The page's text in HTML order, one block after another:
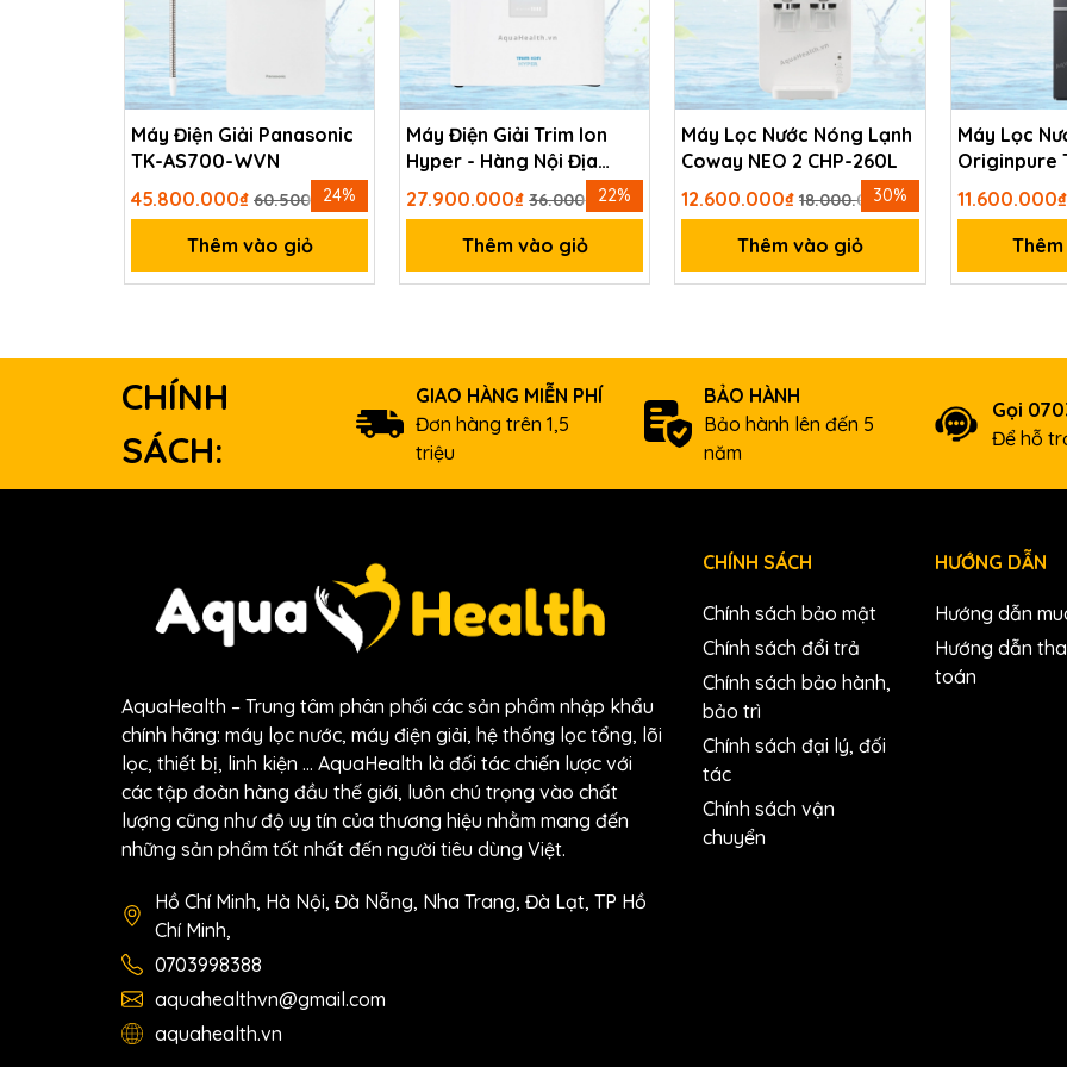
đến thứ tự lắp lõi lọc.
Hướng dẫn tái sinh lõi lọc Aquaphor KH tại nhà
Tại sao cần phải thay thế lõi lọc nước Aquaphor đúng hạn?
Việc thay lõi lọc nước đúng hạn không chỉ giúp đảm bảo nguồn nước sạch mà còn mang lại nhiều lợi ích
trọng:
Máy Điện Giải Panasonic
TK-AS700-WVN
45.800.000₫ 60.500.000₫
24%
Thêm vào giỏ
Máy Điện Giải Trim Ion
Hyper - Hàng Nội Địa
Nhật Bản
27.900.000₫36.000.000₫
22%
Thêm vào giỏ
Máy Lọc Nước Nóng Lạnh
Coway NEO 2 CHP-260L
12.600.000₫18.000.000₫
30%
Thêm vào giỏ
Máy Lọc
Originpure
CHÍNH
SÁCH:
GIAO HÀNG MIỄN PHÍ
Đơn hàng trên 1,5
triệu
BẢO HÀNH
Bảo hành lên đến 5
năm
Gọi
Để hỗ
AquaHealth – Trung tâm phân phối các sản phẩm nhập khẩu
chính hãng: máy lọc nước, máy điện giải, hệ thống lọc tổng, lõi
lọc, thiết bị, linh kiện … AquaHealth là đối tác chiến lược với
các tập đoàn hàng đầu thế giới, luôn chú trọng vào chất
lượng cũng như độ uy tín của thương hiệu nhằm mang đến
những sản phẩm tốt nhất đến người tiêu dùng Việt.
Hồ Chí Minh, Hà Nội, Đà Nẵng, Nha Trang, Đà Lạt, TP Hồ
Chí Minh,
0703998388
aquahealthvn@gmail.com
aquahealth.vn
CHÍNH SÁCH
Chính sách bảo mật
Chính sách đổi trả
Chính sách bảo hành,
bảo trì
Chính sách đại lý, đối
tác
Chính sách vận
chuyển
HƯỚNG DẪN
Hướng dẫn
Hướng dẫn
toán